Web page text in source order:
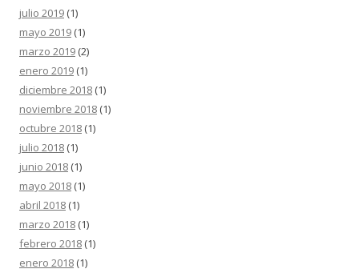
julio 2019 (1)
mayo 2019 (1)
marzo 2019 (2)
enero 2019 (1)
diciembre 2018 (1)
noviembre 2018 (1)
octubre 2018 (1)
julio 2018 (1)
junio 2018 (1)
mayo 2018 (1)
abril 2018 (1)
marzo 2018 (1)
febrero 2018 (1)
enero 2018 (1)